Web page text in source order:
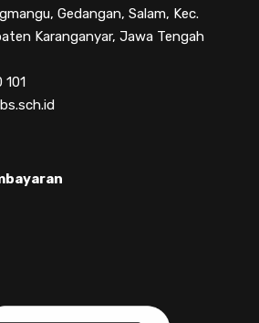
Gedangan, Salam, Kec.
Karanganyar, Jawa Tengah
101